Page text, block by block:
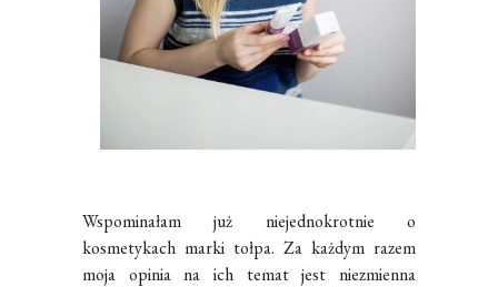
Wspominałam już niejednokrotnie o
kosmetykach marki tołpa. Za każdym razem
moja opinia na ich temat jest niezmienna